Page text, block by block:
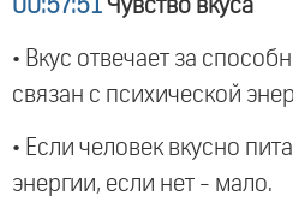
00:57:51 Чувство вкуса
• Вкус отвечает за
связан с психической
• Если человек вкусно
энергии, если нет - мало.